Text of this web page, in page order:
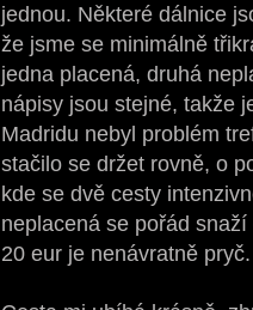
jednou. Některé dálnice
že jsme se minimálně
jedna placená, druhá
nápisy jsou stejné, takže
Madridu nebyl problém
stačilo se držet rovně, o
kde se dvě cesty
neplacená se pořád
20 eur je nenávratně pryč.